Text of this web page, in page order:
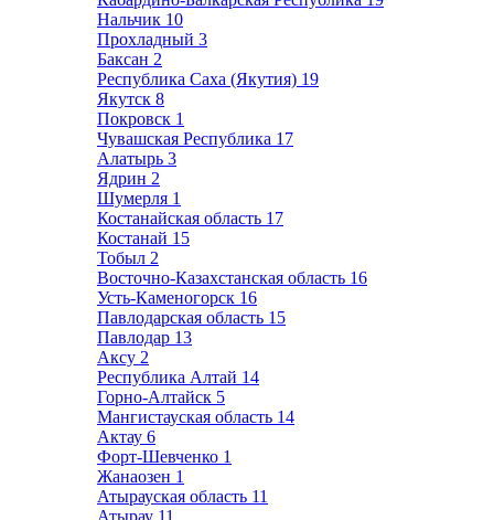
Нальчик 10
Прохладный 3
Баксан 2
Республика Саха (Якутия) 19
Якутск 8
Покровск 1
Чувашская Республика 17
Алатырь 3
Ядрин 2
Шумерля 1
Костанайская область 17
Костанай 15
Тобыл 2
Восточно-Казахстанская область 16
Усть-Каменогорск 16
Павлодарская область 15
Павлодар 13
Аксу 2
Республика Алтай 14
Горно-Алтайск 5
Мангистауская область 14
Актау 6
Форт-Шевченко 1
Жанаозен 1
Атырауская область 11
Атырау 11